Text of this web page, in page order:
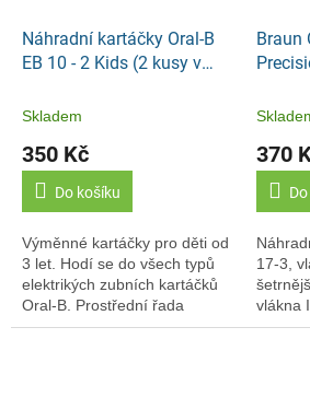
Náhradní kartáčky Oral-B
EB 10 - 2 Kids (2 kusy v
Skladem
350 Kč
Do košíku
Výměnné kartáčky pro děti od
3 let. Hodí se do všech typů
elektrikých zubních kartáčků
Oral-B. Prostřední řada
delších modrých vláken pro
Braun
370
17-3,
vlákna
čištění